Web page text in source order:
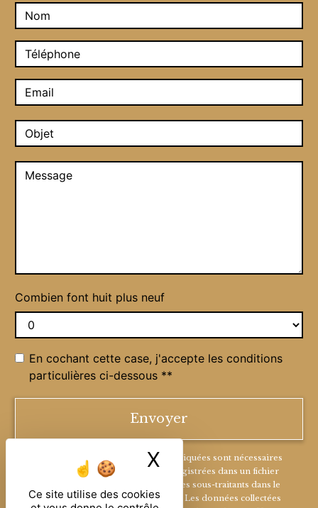
Ce site utilise des cookies
X Masquer le
Combien font huit plus neuf
En cochant cette case, j'accepte les conditions
particulières ci-dessous **
Envoyer
** Les données personnelles communiquées sont nécessaires
aux fins de vous contacter et sont enregistrées dans un fichier
informatisé. Elles sont destinées à et ses sous-traitants dans le
seul but de répondre à votre message. Les données collectées